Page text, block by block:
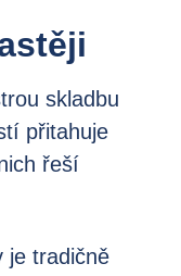
skladbu
přitahuje
řeší
je tradičně